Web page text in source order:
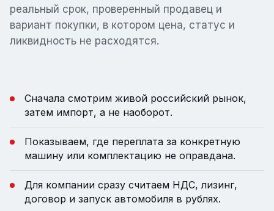
реальный срок, проверенный продавец и
вариант покупки, в котором цена, статус и
ликвидность не расходятся.
Сначала смотрим живой российский рынок,
затем импорт, а не наоборот.
Показываем, где переплата за конкретную
машину или комплектацию не оправдана.
Для компании сразу считаем НДС, лизинг,
договор и запуск автомобиля в рублях.